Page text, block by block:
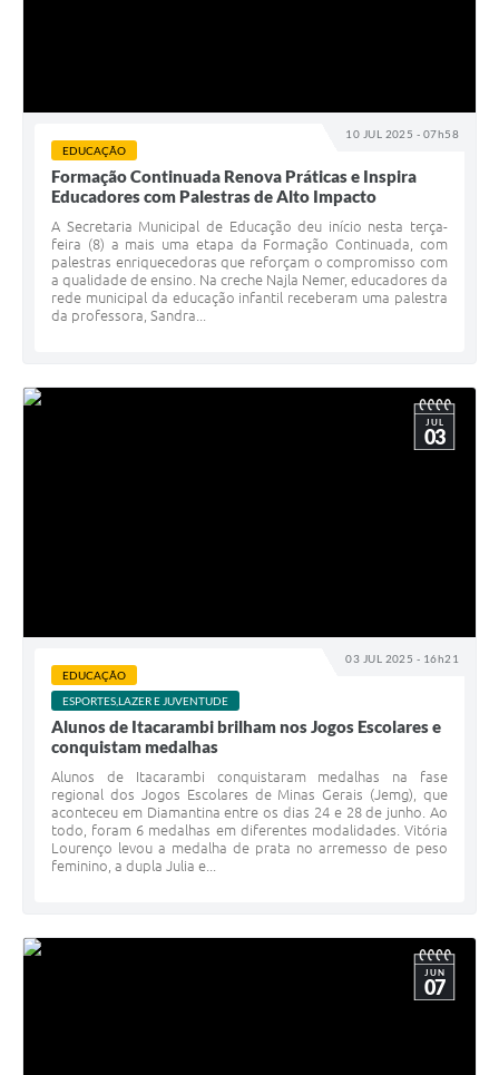
10 JUL 2025 - 07h58
EDUCAÇÃO
Formação Continuada Renova Práticas e Inspira
Educadores com Palestras de Alto Impacto
A Secretaria Municipal de Educação deu início nesta terça-
feira (8) a mais uma etapa da Formação Continuada, com
palestras enriquecedoras que reforçam o compromisso com
a qualidade de ensino. Na creche Najla Nemer, educadores da
rede municipal da educação infantil receberam uma palestra
da professora, Sandra...
03 JUL 2025 - 16h21
JUL
03
EDUCAÇÃO
ESPORTES,LAZER E JUVENTUDE
Alunos de Itacarambi brilham nos Jogos Escolares e
conquistam medalhas
Alunos de Itacarambi conquistaram medalhas na fase
regional dos Jogos Escolares de Minas Gerais (Jemg), que
aconteceu em Diamantina entre os dias 24 e 28 de junho. Ao
todo, foram 6 medalhas em diferentes modalidades. Vitória
Lourenço levou a medalha de prata no arremesso de peso
feminino, a dupla Julia e...
JUN
07